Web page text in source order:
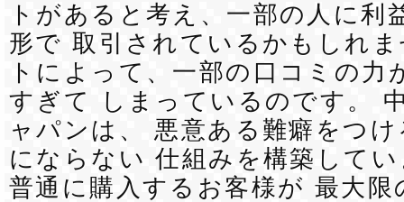
トがあると考え、一部の人に利
形で 取引されているかもしれ
トによって、一部の口コミの力
すぎて しまっているのです。
ャパンは、 悪意ある難癖をつ
にならない 仕組みを構築して
普通に購入するお客様が 最大限